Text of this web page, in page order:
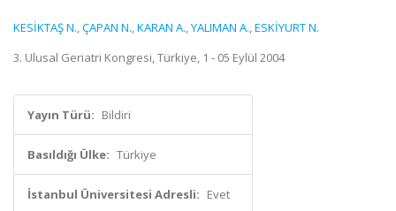
KESİKTAŞ N.,ÇAPAN N.,KARAN A.,YALIMAN A.,ESKİYURT N.
3. Ulusal Geriatri Kongresi, Türkiye, 1 - 05 Eylül 2004
Yayın Türü: Bildiri
Basıldığı Ülke: Türkiye
İstanbul Üniversitesi Adresli: Evet